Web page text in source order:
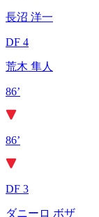
長沼 洋一
DF 4
荒木 隼人
86’
86’
DF 3
ダニーロ ボザ